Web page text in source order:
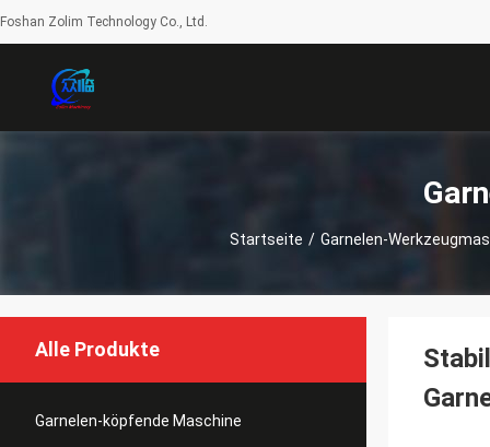
Foshan Zolim Technology Co., Ltd.
Startseite / Garnelen-
Alle Produkte
Garnelen-köpfende Maschine